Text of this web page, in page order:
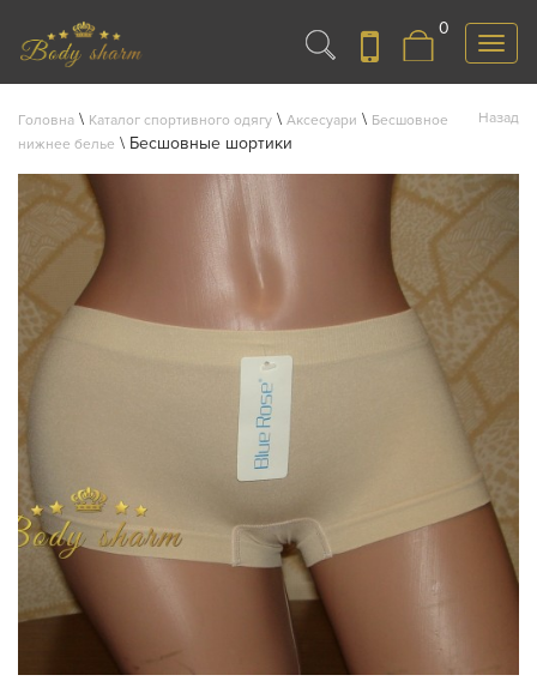
Меню
0
Назад
Головна \ Каталог спортивного одягу \ Аксесуари \ Бесшовное
нижнее белье \ Бесшовные шортики